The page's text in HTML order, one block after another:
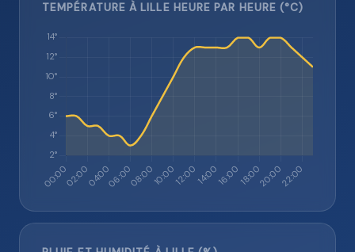
TEMPÉRATURE À LILLE HEURE PAR HEURE (°C)